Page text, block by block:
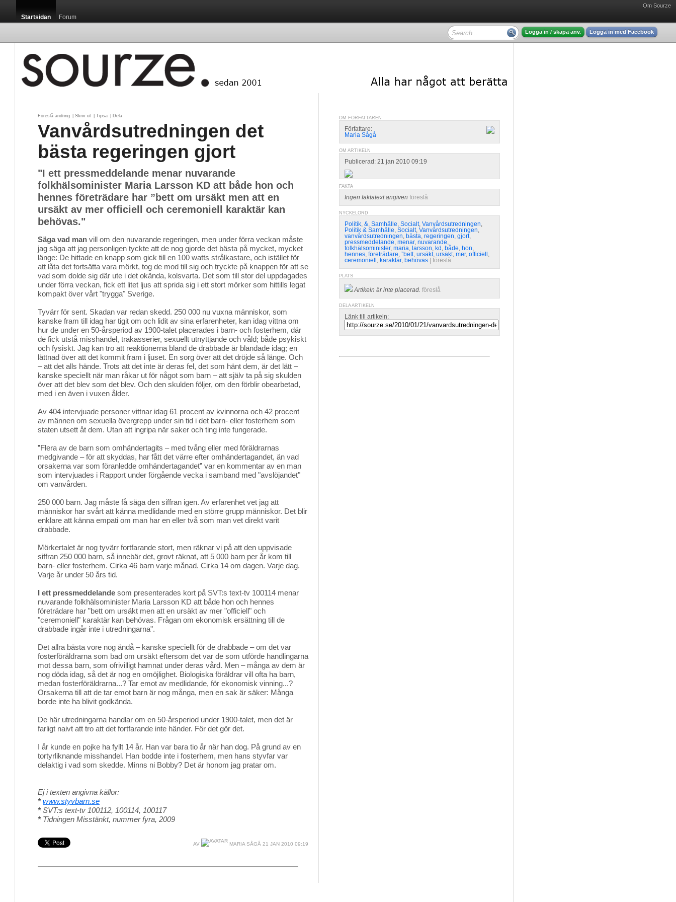
Om Sourze
Startsidan Forum
Logga in / skapa anv. Logga in med Facebook
Föreslå ändring Skriv ut Tipsa Dela
Vanvårdsutredningen det
bästa regeringen gjort
"I ett pressmeddelande menar nuvarande
folkhälsominister Maria Larsson KD att både hon och
hennes företrädare har ”bett om ursäkt men att en
ursäkt av mer officiell och ceremoniell karaktär kan
behövas."
Säga vad man vill om den nuvarande regeringen, men under förra veckan måste
jag säga att jag personligen tyckte att de nog gjorde det bästa på mycket, mycket
länge: De hittade en knapp som gick till en 100 watts strålkastare, och istället för
att låta det fortsätta vara mörkt, tog de mod till sig och tryckte på knappen för att se
vad som dolde sig där ute i det okända, kolsvarta. Det som till stor del uppdagades
under förra veckan, fick ett litet ljus att sprida sig i ett stort mörker som hittills legat
kompakt över vårt "trygga" Sverige.
Tyvärr för sent. Skadan var redan skedd. 250 000 nu vuxna människor, som
kanske fram till idag har tigit om och lidit av sina erfarenheter, kan idag vittna om
hur de under en 50-årsperiod av 1900-talet placerades i barn- och fosterhem, där
de fick utstå misshandel, trakasserier, sexuellt utnyttjande och våld; både psykiskt
och fysiskt. Jag kan tro att reaktionerna bland de drabbade är blandade idag; en
lättnad över att det kommit fram i ljuset. En sorg över att det dröjde så länge. Och
– att det alls hände. Trots att det inte är deras fel, det som hänt dem, är det lätt –
kanske speciellt när man råkar ut för något som barn – att själv ta på sig skulden
över att det blev som det blev. Och den skulden följer, om den förblir obearbetad,
med i en även i vuxen ålder.
Av 404 intervjuade personer vittnar idag 61 procent av kvinnorna och 42 procent
av männen om sexuella övergrepp under sin tid i det barn- eller fosterhem som
staten utsett åt dem. Utan att ingripa när saker och ting inte fungerade.
”Flera av de barn som omhändertagits – med tvång eller med föräldrarnas
medgivande – för att skyddas, har fått det värre efter omhändertagandet, än vad
orsakerna var som föranledde omhändertagandet” var en kommentar av en man
som intervjuades i Rapport under förgående vecka i samband med "avslöjandet"
om vanvården.
250 000 barn. Jag måste få säga den siffran igen. Av erfarenhet vet jag att
människor har svårt att känna medlidande med en större grupp människor. Det blir
enklare att känna empati om man har en eller två som man vet direkt varit
drabbade.
Mörkertalet är nog tyvärr fortfarande stort, men räknar vi på att den uppvisade
siffran 250 000 barn, så innebär det, grovt räknat, att 5 000 barn per år kom till
barn- eller fosterhem. Cirka 46 barn varje månad. Cirka 14 om dagen. Varje dag.
Varje år under 50 års tid.
I ett pressmeddelande som presenterades kort på SVT:s text-tv 100114 menar
nuvarande folkhälsominister Maria Larsson KD att både hon och hennes
företrädare har ”bett om ursäkt men att en ursäkt av mer "officiell" och
"ceremoniell" karaktär kan behövas. Frågan om ekonomisk ersättning till de
drabbade ingår inte i utredningarna".
Det allra bästa vore nog ändå – kanske speciellt för de drabbade – om det var
fosterföräldrarna som bad om ursäkt eftersom det var de som utförde handlingarna
mot dessa barn, som ofrivilligt hamnat under deras vård. Men – många av dem är
nog döda idag, så det är nog en omöjlighet. Biologiska föräldrar vill ofta ha barn,
medan fosterföräldrarna...? Tar emot av medlidande, för ekonomisk vinning...?
Orsakerna till att de tar emot barn är nog många, men en sak är säker: Många
borde inte ha blivit godkända.
De här utredningarna handlar om en 50-årsperiod under 1900-talet, men det är
farligt naivt att tro att det fortfarande inte händer. För det gör det.
I år kunde en pojke ha fyllt 14 år. Han var bara tio år när han dog. På grund av en
tortyrliknande misshandel. Han bodde inte i fosterhem, men hans styvfar var
delaktig i vad som skedde. Minns ni Bobby? Det är honom jag pratar om.
Ej i texten angivna källor:
* www.styvbarn.se
*SVT:s text-tv 100112, 100114, 100117
*Tidningen Misstänkt, nummer fyra, 2009
AV MARIA SÅGÅ 21 JAN 2010 09:19
OM FÖRFATTAREN
Författare:
Maria Sågå
OM ARTIKELN
Publicerad: 21 jan 2010 09:19
FAKTA
Ingen faktatext angiven föreslå
NYCKELORD
Politik, &, Samhälle, Socialt, Vanvårdsutredningen,
Politik & Samhälle, Socialt, Vanvårdsutredningen,
vanvårdsutredningen, bästa, regeringen, gjort,
pressmeddelande, menar, nuvarande,
folkhälsominister, maria, larsson, kd , både, hon,
hennes, företrädare, ”bett, ursäkt, ursäkt, mer, officiell ,
ceremoniell , karaktär, behövas föreslå
PLATS
Artikeln är inte placerad. föreslå
DELA ARTIKELN
Länk till artikeln: